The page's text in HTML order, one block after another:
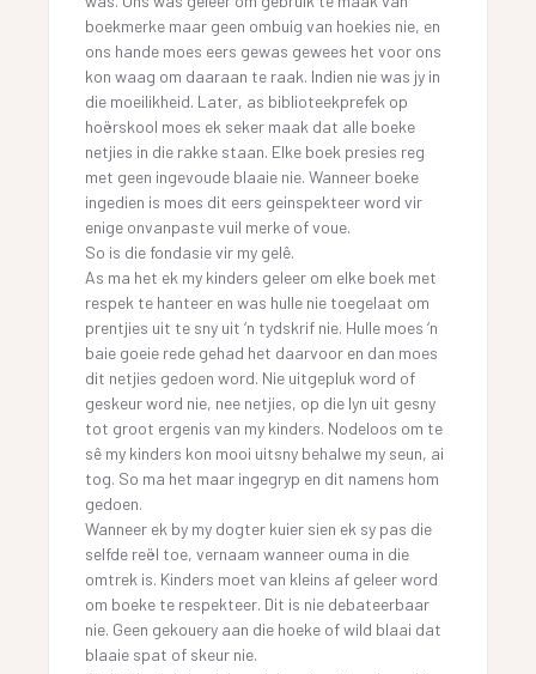
boekmerke maar geen ombuig van hoekies nie, en
ons hande moes eers gewas gewees het voor ons
kon waag om daaraan te raak. Indien nie was jy in
die moeilikheid. Later, as biblioteekprefek op
hoërskool moes ek seker maak dat alle boeke
netjies in die rakke staan. Elke boek presies reg
met geen ingevoude blaaie nie. Wanneer boeke
ingedien is moes dit eers geinspekteer word vir
enige onvanpaste vuil merke of voue.
So is die fondasie vir my gelê.
As ma het ek my kinders geleer om elke boek met
respek te hanteer en was hulle nie toegelaat om
prentjies uit te sny uit ‘n tydskrif nie. Hulle moes ‘n
baie goeie rede gehad het daarvoor en dan moes
dit netjies gedoen word. Nie uitgepluk word of
geskeur word nie, nee netjies, op die lyn uit gesny
tot groot ergenis van my kinders. Nodeloos om te
sê my kinders kon mooi uitsny behalwe my seun, ai
tog. So ma het maar ingegryp en dit namens hom
gedoen.
Wanneer ek by my dogter kuier sien ek sy pas die
selfde reël toe, vernaam wanneer ouma in die
omtrek is. Kinders moet van kleins af geleer word
om boeke te respekteer. Dit is nie debateerbaar
nie. Geen gekouery aan die hoeke of wild blaai dat
blaaie spat of skeur nie.